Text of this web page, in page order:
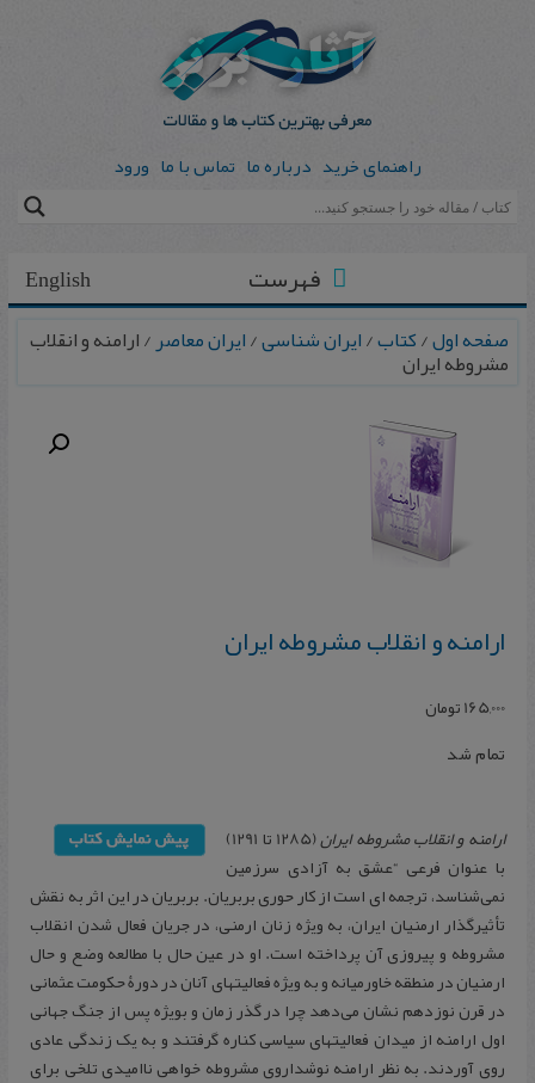
راهنمای خرید درباره ما تماس با ما ورود
English فهرست
صفحه اول/کتاب/ایران شناسی/ایران معاصر/ ارامنه و انقلاب
مشروطه ایران
ارامنه و انقلاب مشروطه ایران
165,000تومان
تمام شد
ارامنه و انقلاب مشروطه ایران
(1285 تا 1291)
با عنوان فرعی “عشق به آزادی سرزمین
نمی‌شناسد، ترجمه ای است از کار حوری بربریان. بربریان در این اثر به نقش
تأثیرگذار ارمنیان ایران، به ویژه زنان ارمنی، در جریان فعال شدن انقلاب
مشروطه و پیروزی آن پرداخته است. او در عین حال با مطالعه وضع و حال
ارمنیان در منطقه خاورمیانه و به ویژه فعالیتهای آنان در دورۀ حکومت عثمانی
در قرن نوزدهم نشان می‌دهد چرا در گذر زمان و بویژه پس از جنگ جهانی
اول ارامنه از میدان فعالیتهای سیاسی کناره گرفتند و به یک زندگی عادی
روی آوردند. به نظر ارامنه نوشداروی مشروطه خواهی ناامیدی تلخی برای